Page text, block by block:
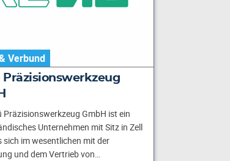
Verbund
Präzisionswerkzeug GmbH ist ein
Unternehmen mit Sitz in Zell
sich im wesentlichen mit der
und dem Vertrieb von…